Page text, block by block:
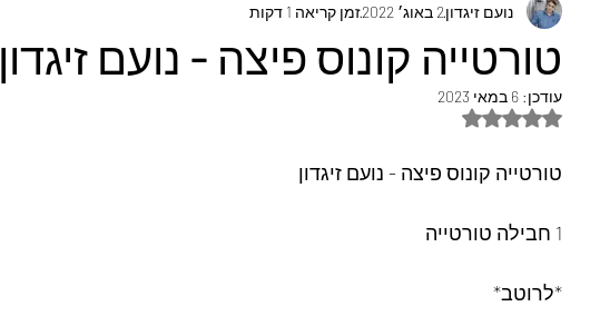
טורטייה קונוס פיצה - נועם זיגדון
נועם זיגדון2 באוג׳ 2022 זמן קריאה 1 דקות
עודכן: 6 במאי 2023
דירוג של NaN מתוך 5 כוכבים
טורטייה קונוס פיצה - נועם זיגדון
1 חבילה טורטייה
*לרוטב*